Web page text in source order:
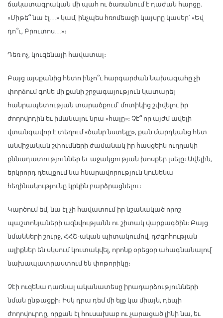
ճակատագրական մի պահ ու ծառանում է դաժան հարցը.
«Միթե՞ նա էլ…» կամ, ինչպես հռոմեացի կայսրը կասեր՝ «Եվ
դո՞ւ, Բրուտոս…»։
Դեռ ոչ, կուզենայի հավատալ։
Բայց այսքանից հետո ինչո՞ւ հարգարժան նախագահը չի
փորձում գոնե մի քանի շրջագայություն կատարել
հանրապետության տարածքում՝ մոտիկից շփվելու իր
ժողովրդին եւ իմանալու նրա «հալը»։ Չէ՞ որ այժմ ավելի
վտանգավոր է տեղում «ծանր նստելը», քան մարդկանց հետ
անմիջական շփումների ժամանակ իր հասցեին ուղղակի
քննադատություններ եւ աջակցության խոսքեր լսելը։ Ավելին,
երկրորդ դեպքում նա հնարավորություն կունենա
հեղինակությունը կրկին բարձրացնելու։
Կարծում եմ, նա էլ չի հավատում իր նշանակած որոշ
պաշտոնյաների ազնվությանն ու շիտակ վարքագծին։ Բայց
նմանների շուրջ, ՀՀՇ-ական պիտակումով, դժգոհության
ալիքներ են սկսում կուտակվել, որոնք օրեցօր ահագնանալով՝
նախապատրաստում են փոթորիկը։
Չէի ուզենա դառնալ ականատեսը իրադարձությունների
նման ընթացքի։ Իսկ դրա դեմ մի ելք կա միայն, դեպի
ժողովուրդը, որքան էլ հուսախաբ ու չարացած լինի նա, եւ